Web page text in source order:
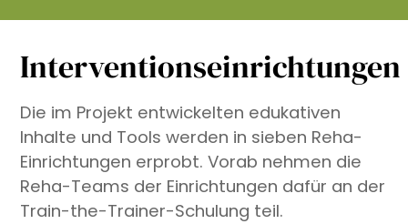
Interventionseinrichtungen
Die im Projekt entwickelten edukativen
Inhalte und Tools werden in sieben Reha-
Einrichtungen erprobt. Vorab nehmen die
Reha-Teams der Einrichtungen dafür an der
Train-the-Trainer-Schulung teil.